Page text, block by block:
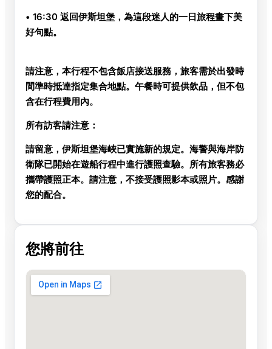
• 16:30 返回伊斯坦堡，為這段迷人的一日旅程畫下美
好句點。
請注意， 本行程不包含飯店接送服務， 旅客需於出發時
間準時抵達指定集合地點。午餐時可提供飲品，但不包
含在行程費用內。
所有訪客請注意：
請留意， 伊斯坦堡海峽已實施新的規定。 海警與海岸防
衛隊已開始在遊船行程中進行護照查驗。所有旅客務必
攜帶護照正本。請注意，不接受護照影本或照片。感謝
您的配合。
您將前往